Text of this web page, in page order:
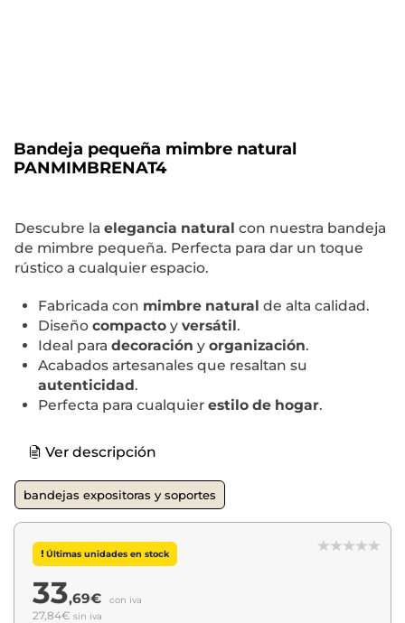
Bandeja pequeña mimbre natural
PANMIMBRENAT4
Descubre la elegancia natural con nuestra bandeja
de mimbre pequeña. Perfecta para dar un toque
rústico a cualquier espacio.
Fabricada con mimbre natural de alta calidad.
Diseño compacto y versátil.
Ideal para decoración y organización.
Acabados artesanales que resaltan su
autenticidad.
Perfecta para cualquier estilo de hogar.
Ver descripción
bandejas expositoras y soportes
Últimas unidades en stock
33,69€ con iva
27,84€ sin iva